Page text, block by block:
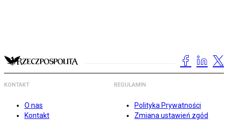
KONTAKT
O nas
Kontakt
REGULAMIN
Polityka Prywatności
Zmiana ustawień zgód